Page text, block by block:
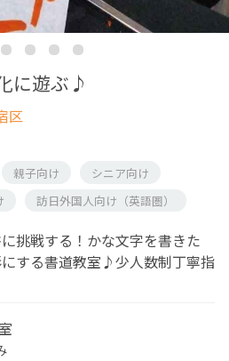
に遊ぶ♪
区
親子向け
シニア向け
訪日外国人向け（英語圏）
挑戦する！かな文字を書きた
する書道教室♪少人数制丁寧指